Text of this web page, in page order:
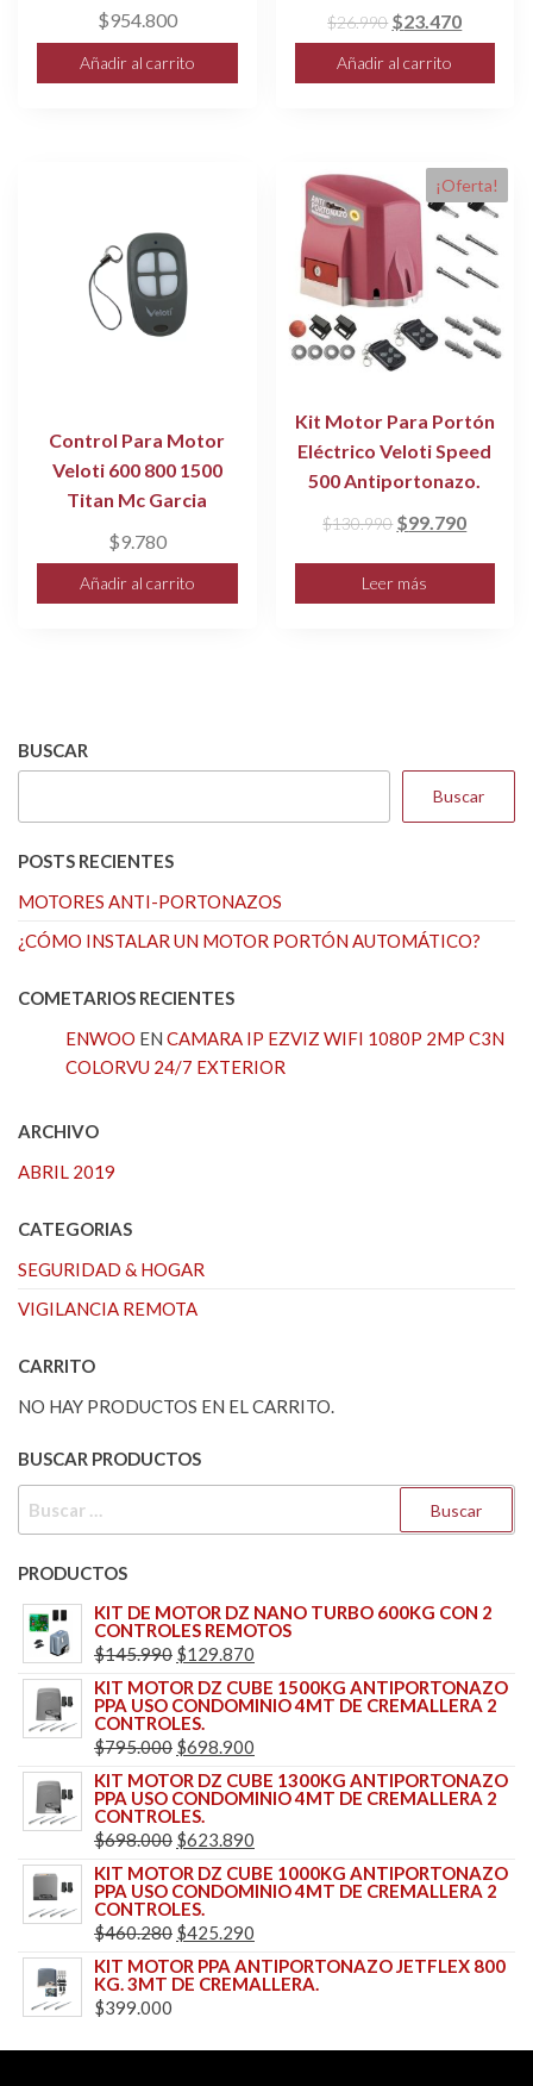
$954.800
Añadir al carrito
$26.990 El
precio
original
$23.470El
precio
actual
Añadir al carrito
Control Para Motor
Veloti 600 800 1500
Titan Mc Garcia
$9.780
Añadir al carrito
¡Oferta!
Kit Motor Para Portón
Eléctrico Veloti Speed
500 Antiportonazo.
$130.990 El
original
era:
$99.790El
es:
Leer más
BUSCAR
Buscar
POSTS RECIENTES
MOTORES ANTI-PORTONAZOS
¿CÓMO INSTALAR UN MOTOR PORTÓN AUTOMÁTICO?
COMETARIOS RECIENTES
ENWOO EN CAMARA IP EZVIZ WIFI 1080P 2MP C3N
COLORVU 24/7 EXTERIOR
ARCHIVO
ABRIL 2019
CATEGORIAS
SEGURIDAD & HOGAR
VIGILANCIA REMOTA
CARRITO
NO HAY PRODUCTOS EN EL CARRITO.
BUSCAR PRODUCTOS
PRODUCTOS
KIT DE MOTOR DZ NANO TURBO 600KG CON 2
CONTROLES REMOTOS
$145.990 EL
PRECIO
ORIGINAL
ERA:
$129.870
PRECIO
ACTUAL
KIT MOTOR DZ CUBE 1500KG ANTIPORTONAZO
PPA USO CONDOMINIO 4MT DE CREMALLERA 2
CONTROLES.
$795.000 EL
PRECIO
ORIGINAL
ERA:
$698.900
PRECIO
ACTUAL
KIT MOTOR DZ CUBE 1300KG ANTIPORTONAZO
PPA USO CONDOMINIO 4MT DE CREMALLERA 2
CONTROLES.
$698.000 EL
PRECIO
ORIGINAL
ERA:
$623.890
PRECIO
ACTUAL
KIT MOTOR DZ CUBE 1000KG ANTIPORTONAZO
PPA USO CONDOMINIO 4MT DE CREMALLERA 2
CONTROLES.
$460.280 EL
PRECIO
ORIGINAL
$425.290
PRECIO
ACTUAL
KIT MOTOR PPA ANTIPORTONAZO JETFLEX 800
KG. 3MT DE CREMALLERA.
$399.000